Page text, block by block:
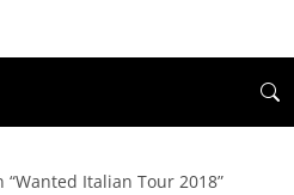
Italian Tour 2018”